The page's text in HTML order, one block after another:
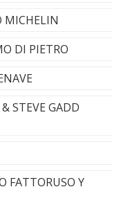
DI PIETRO
STEVE GADD
FATTORUSO Y